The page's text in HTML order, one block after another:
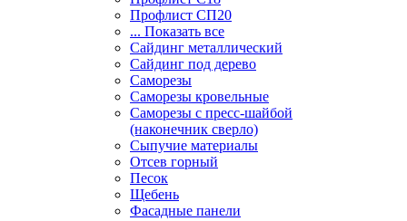
Профлист СП20
... Показать все
Сайдинг металлический
Cайдинг под дерево
Саморезы
Саморезы кровельные
Саморезы с пресс-шайбой
(наконечник сверло)
Сыпучие материалы
Отсев горный
Песок
Щебень
Фасадные панели